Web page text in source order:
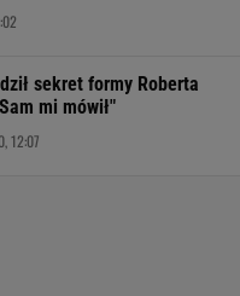
sekret formy Roberta
mi mówił"
12:07